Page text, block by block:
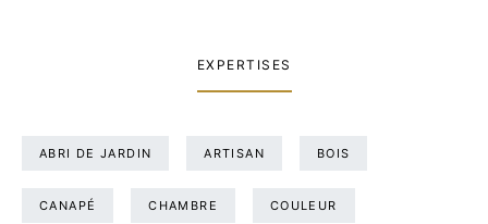
EXPERTISES
ABRI DE JARDIN ARTISAN BOIS
CANAPÉ CHAMBRE COULEUR